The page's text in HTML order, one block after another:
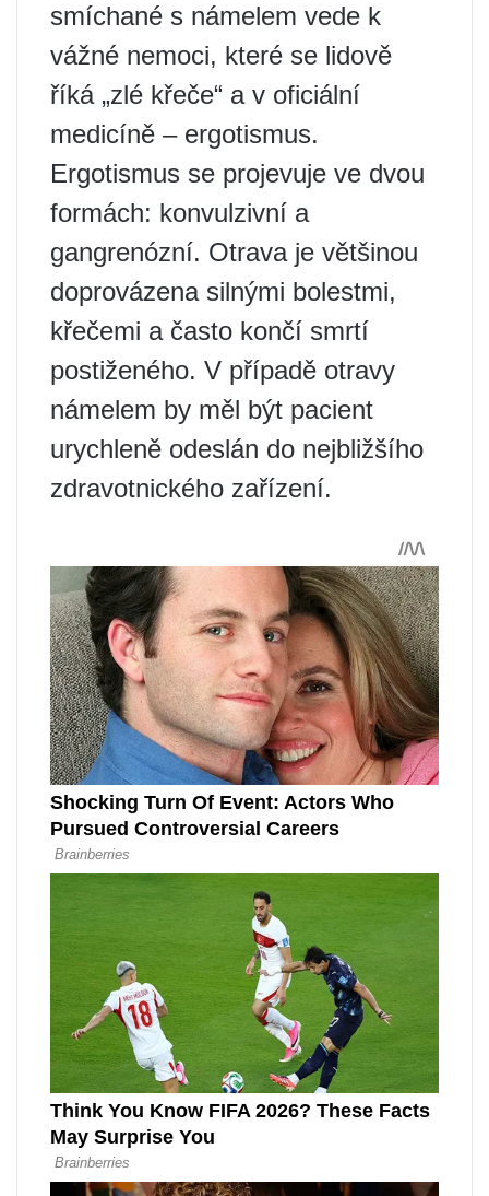
smíchané s námelem vede k
vážné nemoci, které se lidově
říká „zlé křeče“ a v oficiální
medicíně – ergotismus.
Ergotismus se projevuje ve dvou
formách: konvulzivní a
gangrenózní. Otrava je většinou
doprovázena silnými bolestmi,
křečemi a často končí smrtí
postiženého. V případě otravy
námelem by měl být pacient
urychleně odeslán do nejbližšího
zdravotnického zařízení.